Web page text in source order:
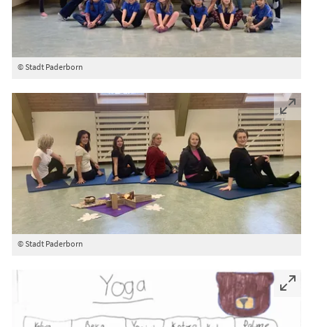
© Stadt Paderborn
© Stadt Paderborn